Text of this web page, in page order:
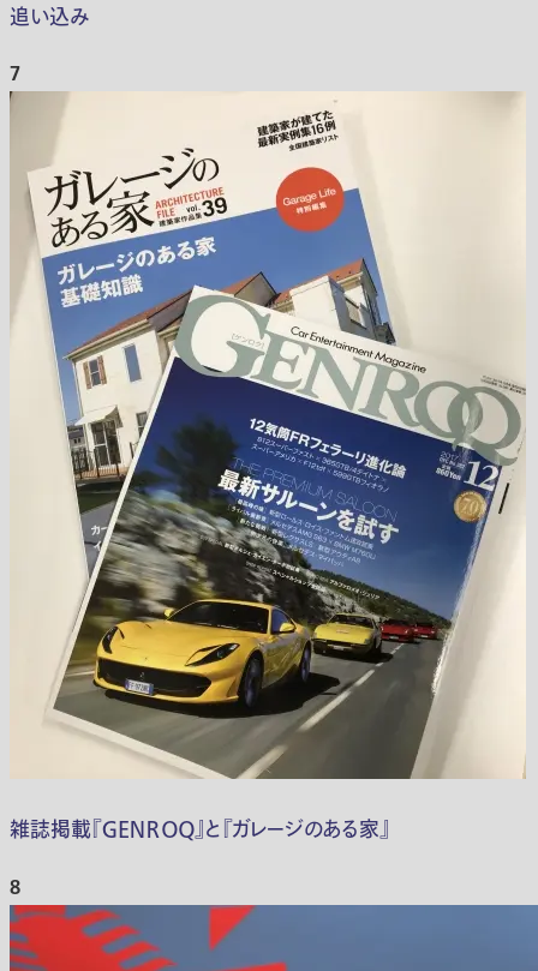
追い込み
7
雑誌掲載『ＧＥＮＲＯＱ』と『ガレージのある家』
8